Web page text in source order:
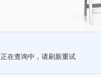
正在查询中，请刷新重试